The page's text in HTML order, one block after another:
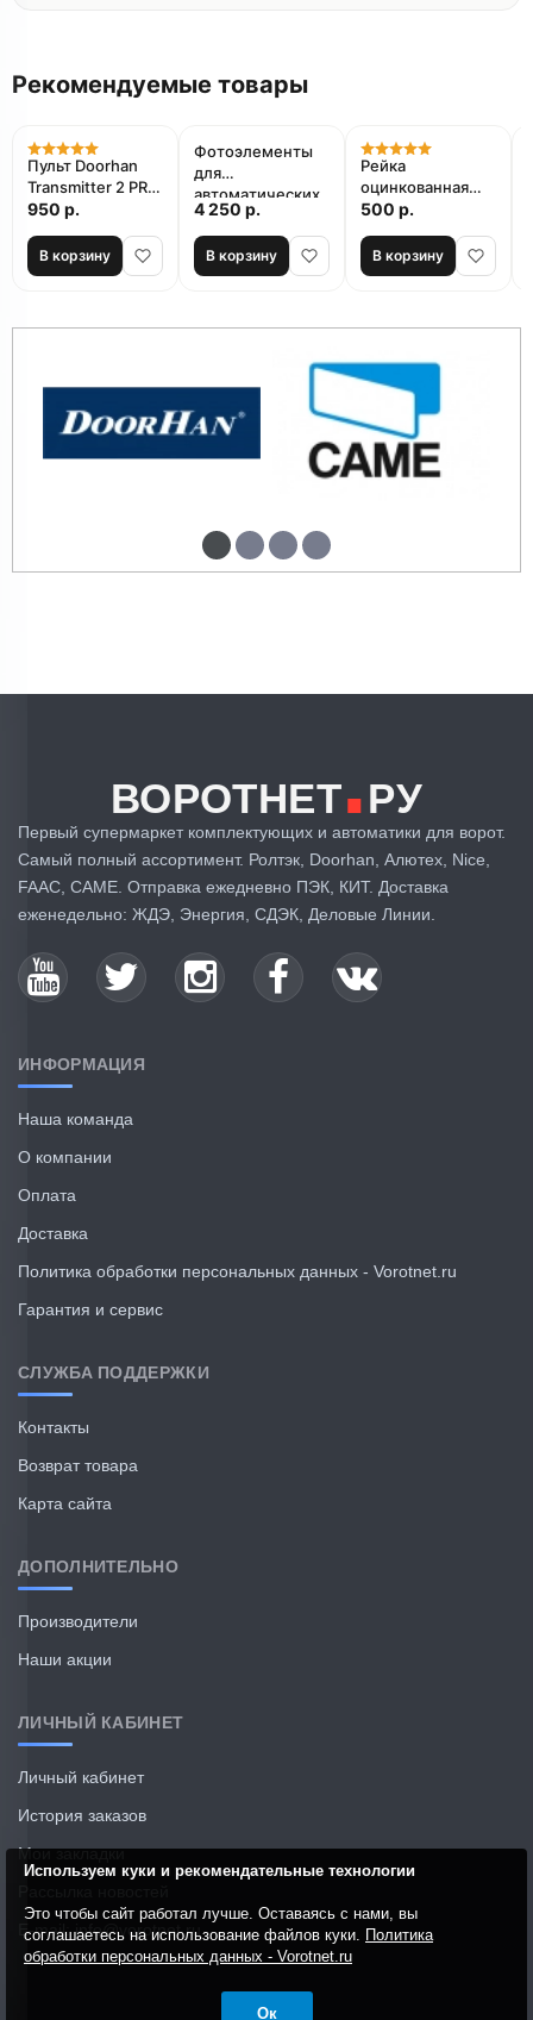
Рекомендуемые товары
Пульт Doorhan
Transmitter 2 PRO
для ворот и
950 р.
В корзину
Фотоэлементы
для
автоматических
ворот FAAC
XP20D
4 250 р.
В корзину
Рейка
оцинкованная
стальная
ФУРНИТЕХ 8 мм
500 р.
В корзину
ВОРОТНЕТ.РУ
Первый супермаркет комплектующих и автоматики для ворот.
Самый полный ассортимент. Ролтэк, Doorhan, Алютех, Nice,
FAAC, CAME. Отправка ежедневно ПЭК, КИТ. Доставка
еженедельно: ЖДЭ, Энергия, СДЭК, Деловые Линии.
ИНФОРМАЦИЯ
Наша команда
О компании
Оплата
Доставка
Политика обработки персональных данных - Vorotnet.ru
Гарантия и сервис
СЛУЖБА ПОДДЕРЖКИ
Контакты
Возврат товара
Карта сайта
ДОПОЛНИТЕЛЬНО
Производители
Наши акции
ЛИЧНЫЙ КАБИНЕТ
Личный кабинет
История заказов
Мои закладки
E-mail: info@vorotnet.ru
Используем куки и рекомендательные технологии
Это чтобы сайт работал лучше. Оставаясь с нами, вы
соглашаетесь на использование файлов куки. Политика
обработки персональных данных - Vorotnet.ru
Ок